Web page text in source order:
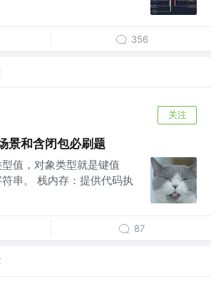
356
关注
景和含闭包必刷题
值，对象类型就是键值
串。 栈内存：提供代码执
87